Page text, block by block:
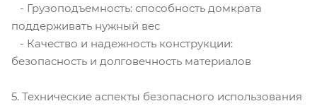
- Грузоподъемность: способность домкрата
поддерживать нужный вес
- Качество и надежность конструкции:
безопасность и долговечность материалов
5. Технические аспекты безопасного использования